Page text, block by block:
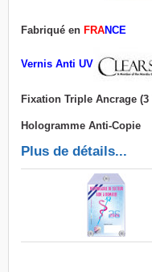
Fabriqué en FRANCE
Vernis Anti UV
Fixation Triple Ancrage (3
Hologramme Anti-Copie
Plus de détails...